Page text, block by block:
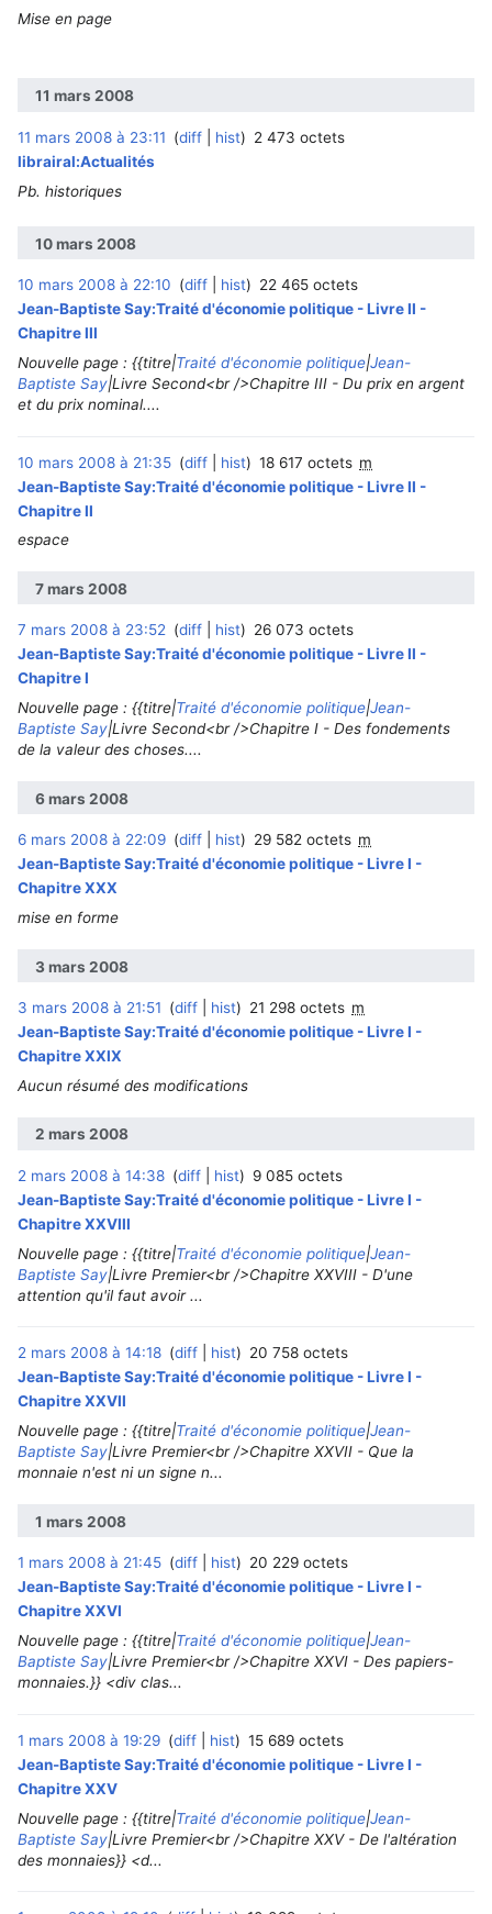
Mise en page
11 mars 2008
11 mars 2008 à 23:11 diff hist
2 473 octets
librairal:Actualités
Pb. historiques
10 mars 2008
10 mars 2008 à 22:10 diff hist
22 465 octets
Jean-Baptiste Say:Traité d'économie politique - Livre II -
Chapitre III
Nouvelle page : {{titre|Traité d'économie politique|Jean-
Baptiste Say|Livre Second<br />Chapitre III - Du prix en argent
et du prix nominal....
10 mars 2008 à 21:35 diff hist 18 617 octets m
Jean-Baptiste Say:Traité d'économie politique - Livre II -
Chapitre II
espace
7 mars 2008
7 mars 2008 à 23:52 diff hist
26 073 octets
Jean-Baptiste Say:Traité d'économie politique - Livre II -
Chapitre I
Nouvelle page : {{titre|Traité d'économie politique|Jean-
Baptiste Say|Livre Second<br />Chapitre I - Des fondements
de la valeur des choses....
6 mars 2008
6 mars 2008 à 22:09 diff hist 29 582 octets m
Jean-Baptiste Say:Traité d'économie politique - Livre I -
Chapitre XXX
mise en forme
3 mars 2008
3 mars 2008 à 21:51 diff hist 21 298 octets m
Jean-Baptiste Say:Traité d'économie politique - Livre I -
Chapitre XXIX
Aucun résumé des modifications
2 mars 2008
2 mars 2008 à 14:38 diff hist
9 085 octets
Jean-Baptiste Say:Traité d'économie politique - Livre I -
Chapitre XXVIII
Nouvelle page : {{titre|Traité d'économie politique|Jean-
Baptiste Say|Livre Premier<br />Chapitre XXVIII - D'une
attention qu'il faut avoir ...
2 mars 2008 à 14:18 diff hist
20 758 octets
Jean-Baptiste Say:Traité d'économie politique - Livre I -
Chapitre XXVII
Nouvelle page : {{titre|Traité d'économie politique|Jean-
Baptiste Say|Livre Premier<br />Chapitre XXVII - Que la
monnaie n'est ni un signe n...
1 mars 2008
1 mars 2008 à 21:45 diff hist
20 229 octets
Jean-Baptiste Say:Traité d'économie politique - Livre I -
Chapitre XXVI
Nouvelle page : {{titre|Traité d'économie politique|Jean-
Baptiste Say|Livre Premier<br />Chapitre XXVI - Des papiers-
monnaies.}} <div clas...
1 mars 2008 à 19:29 diff hist
15 689 octets
Jean-Baptiste Say:Traité d'économie politique - Livre I -
Chapitre XXV
Nouvelle page : {{titre|Traité d'économie politique|Jean-
Baptiste Say|Livre Premier<br />Chapitre XXV - De l'altération
des monnaies}} <d...